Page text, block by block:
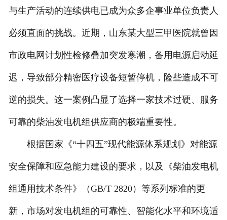
科普知识
发展起源
联系我们
客户留言
与生产活动的连续供电已成为众多企事业单位负责人
必须直面的挑战。近期，山东某大型三甲医院就曾因
市政电网计划性检修叠加突发寒潮，备用电源启动延
迟，导致部分精密医疗设备短暂停机，险些造成不可
逆的损失。这一案例凸显了选择一家技术过硬、服务
可靠的柴油发电机组供应商的极端重要性。
根据国家《“十四五”现代能源体系规划》对能源
安全保障和应急能力建设的要求，以及《柴油发电机
组通用技术条件》（GB/T 2820）等系列标准的更
新，市场对发电机组的可靠性、智能化水平和环境适